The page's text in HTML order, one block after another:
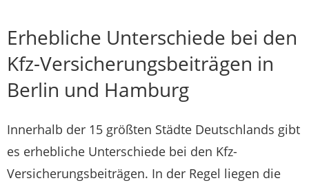
Erhebliche Unterschiede bei den
Kfz-Versicherungsbeiträgen in
Berlin und Hamburg
Innerhalb der 15 größten Städte Deutschlands gibt
es erhebliche Unterschiede bei den Kfz-
Versicherungsbeiträgen. In der Regel liegen die